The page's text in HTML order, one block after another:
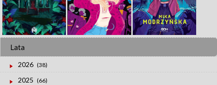
Lata
2026 (38)
2025 (66)